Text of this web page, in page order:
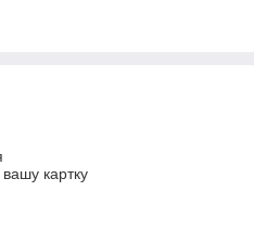
картку